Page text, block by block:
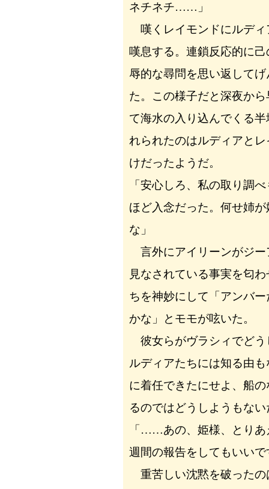
ネチネチ……」
嘆くレイモンドにルディ
嘆息する。連鎖反応的に
辱的な尋問を思い返して
た。この様子だと深夜か
て海水の入り込んでくる
れられたのはルディアと
けだったようだ。
「安心しろ、私の取り調
ほど入念だった。何せ姉
な」
言外にアイリーンがジー
見なされている事実を匂
ちを神妙にして「アンバ
かな」とモモが呟いた。
彼女らがヴラシィでどう
ルディアたちには知る由
に着任できたにせよ、船
るのではどうしようもな
「……あの、姫様、とりあ
週間の報告をしてもいい
重苦しい沈黙を破ったの